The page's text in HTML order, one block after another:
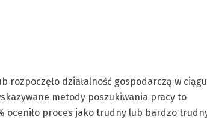
rozpoczęło działalność gospodarczą w
metody poszukiwania pracy to
oceniło proces jako trudny lub bardzo